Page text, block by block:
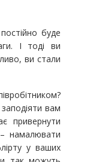
буде
І тоді ви
ви стали
вам
привернути
намалювати
у ваших